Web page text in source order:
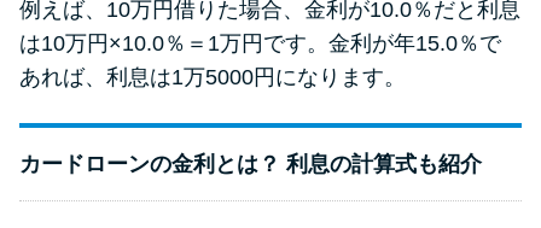
例えば、10万円借りた場合、金利が10.0％だと利息
は10万円×10.0％＝1万円です。金利が年15.0％で
あれば、利息は1万5000円になります。
カードローンの金利とは？ 利息の計算式も紹介